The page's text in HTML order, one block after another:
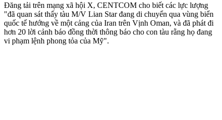
Đăng tải trên mạng xã hội X, CENTCOM cho biết các lực lượng
"đã quan sát thấy tàu M/V Lian Star đang di chuyển qua vùng biển
quốc tế hướng về một cảng của Iran trên Vịnh Oman, và đã phát đi
hơn 20 lời cảnh báo đồng thời thông báo cho con tàu rằng họ đang
vi phạm lệnh phong tỏa của Mỹ".